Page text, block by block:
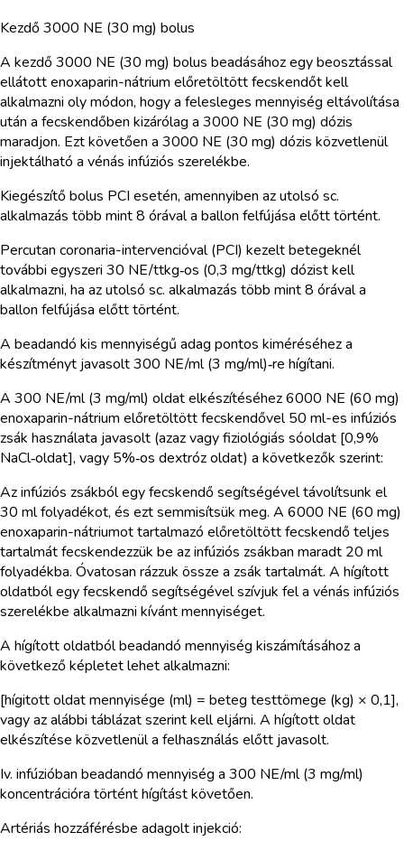
Kezdő 3000 NE (30 mg) bolus
A kezdő 3000 NE (30 mg) bolus beadásához egy beosztással
ellátott enoxaparin-nátrium előretöltött fecskendőt kell
alkalmazni oly módon, hogy a felesleges mennyiség eltávolítása
után a fecskendőben kizárólag a 3000 NE (30 mg) dózis
maradjon. Ezt követően a 3000 NE (30 mg) dózis közvetlenül
injektálható a vénás infúziós szerelékbe.
Kiegészítő bolus PCI esetén, amennyiben az utolsó sc.
alkalmazás több mint 8 órával a ballon felfújása előtt történt.
Percutan coronaria-intervencióval (PCI) kezelt betegeknél
további egyszeri 30 NE/ttkg‑os (0,3 mg/ttkg) dózist kell
alkalmazni, ha az utolsó sc. alkalmazás több mint 8 órával a
ballon felfújása előtt történt.
A beadandó kis mennyiségű adag pontos kiméréséhez a
készítményt javasolt 300 NE/ml (3 mg/ml)‑re hígítani.
A 300 NE/ml (3 mg/ml) oldat elkészítéséhez 6000 NE (60 mg)
enoxaparin-nátrium előretöltött fecskendővel 50 ml-es infúziós
zsák használata javasolt (azaz vagy fiziológiás sóoldat [0,9%
NaCl‑oldat], vagy 5%‑os dextróz oldat) a következők szerint:
Az infúziós zsákból egy fecskendő segítségével távolítsunk el
30 ml folyadékot, és ezt semmisítsük meg. A 6000 NE (60 mg)
enoxaparin-nátriumot tartalmazó előretöltött fecskendő teljes
tartalmát fecskendezzük be az infúziós zsákban maradt 20 ml
folyadékba. Óvatosan rázzuk össze a zsák tartalmát. A hígított
oldatból egy fecskendő segítségével szívjuk fel a vénás infúziós
szerelékbe alkalmazni kívánt mennyiséget.
A hígított oldatból beadandó mennyiség kiszámításához a
következő képletet lehet alkalmazni:
[hígitott oldat mennyisége (ml) = beteg testtömege (kg) × 0,1],
vagy az alábbi táblázat szerint kell eljárni. A hígított oldat
elkészítése közvetlenül a felhasználás előtt javasolt.
Iv. infúzióban beadandó mennyiség a 300 NE/ml (3 mg/ml)
koncentrációra történt hígítást követően.
Artériás hozzáférésbe adagolt injekció: